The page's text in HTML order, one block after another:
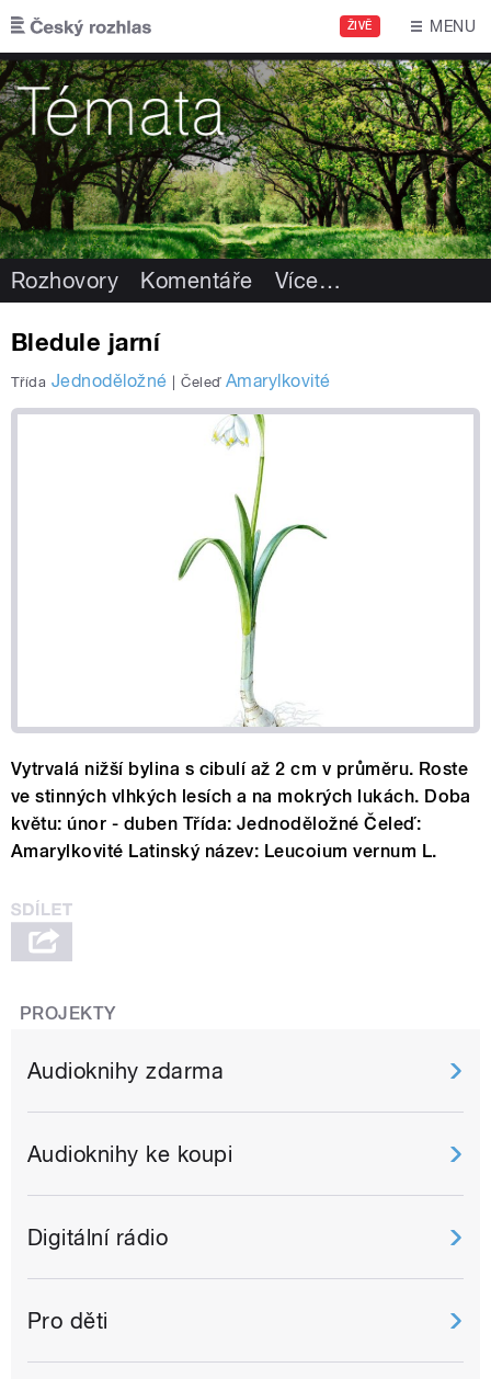
Přejít k hlavnímu obsahu
ŽIVĚ MENU
Rozhovory Komentáře Více…
Bledule jarní
Třída Jednoděložné | Čeleď Amarylkovité
Vytrvalá nižší bylina s cibulí až 2 cm v průměru. Roste
ve stinných vlhkých lesích a na mokrých lukách. Doba
květu: únor - duben Třída: Jednoděložné Čeleď:
Amarylkovité Latinský název: Leucoium vernum L.
PROJEKTY
Audioknihy zdarma
Audioknihy ke koupi
Digitální rádio
Pro děti